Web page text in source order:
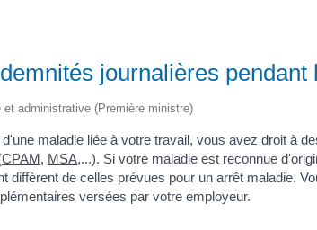
journalières pendant
administrative (Première ministre)
maladie liée à votre travail, vous avez droit à
CPAM, MSA,...). Si votre maladie est reconnue
diffèrent de celles prévues pour un arrêt maladie.
versées par votre employeur.